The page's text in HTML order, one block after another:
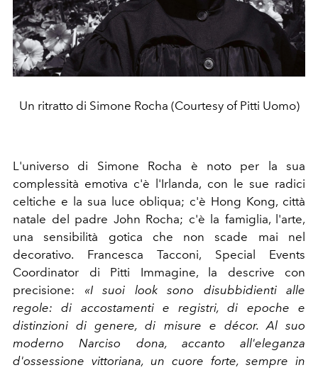
Un ritratto di Simone Rocha (Courtesy of Pitti Uomo)
L'universo di Simone Rocha è noto per la sua
complessità emotiva c'è l'Irlanda, con le sue radici
celtiche e la sua luce obliqua; c'è Hong Kong, città
natale del padre John Rocha; c'è la famiglia, l'arte,
una sensibilità gotica che non scade mai nel
decorativo. Francesca Tacconi, Special Events
Coordinator di Pitti Immagine, la descrive con
precisione: «I suoi look sono disubbidienti alle
regole: di accostamenti e registri, di epoche e
distinzioni di genere, di misure e décor. Al suo
moderno Narciso dona, accanto all'eleganza
d'ossessione vittoriana, un cuore forte, sempre in